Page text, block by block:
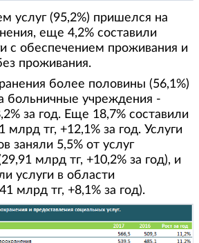
услуг (95,2%) пришелся на
еще 4,2% составили
с обеспечением проживания и
проживания.
более половины (56,1%)
больничные учреждения -
за год. Еще 18,7% составили
тг, +12,1% за год. Услуги
заняли 5,5% от услуг
млрд тг, +10,2% за год), и
услуги в области
млрд тг, +8,1% за год).